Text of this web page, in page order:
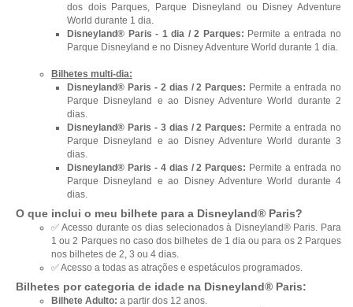
dos dois Parques, Parque Disneyland ou Disney Adventure
World durante 1 dia.
Disneyland® Paris - 1 dia / 2 Parques: Permite a entrada no
Parque Disneyland e no Disney Adventure World durante 1 dia.
Bilhetes multi-dia:
Disneyland® Paris - 2 dias / 2 Parques: Permite a entrada no
Parque Disneyland e ao Disney Adventure World durante 2
dias.
Disneyland® Paris - 3 dias / 2 Parques: Permite a entrada no
Parque Disneyland e ao Disney Adventure World durante 3
dias.
Disneyland® Paris - 4 dias / 2 Parques: Permite a entrada no
Parque Disneyland e ao Disney Adventure World durante 4
dias.
O que inclui o meu bilhete para a Disneyland® Paris?
✅ Acesso durante os dias selecionados à Disneyland® Paris. Para
1 ou 2 Parques no caso dos bilhetes de 1 dia ou para os 2 Parques
nos bilhetes de 2, 3 ou 4 dias.
✅ Acesso a todas as atrações e espetáculos programados.
Bilhetes por categoria de idade na Disneyland® Paris:
Bilhete Adulto: a partir dos 12 anos.